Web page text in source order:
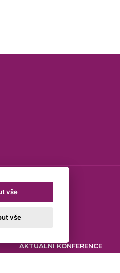
AKTUÁLNÍ KONFERENCE
vše
vše